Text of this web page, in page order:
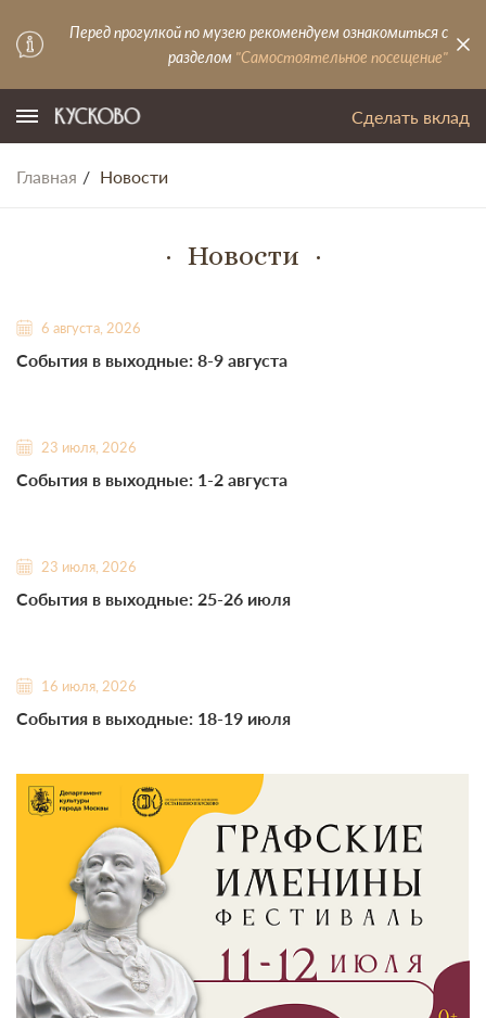
Перед прогулкой по музею рекомендуем ознакомиться с
разделом "Самостоятельное посещение"
Сделать вклад
Главная Новости
Новости
6 августа, 2026
События в выходные: 8-9 августа
23 июля, 2026
События в выходные: 1-2 августа
23 июля, 2026
События в выходные: 25-26 июля
16 июля, 2026
События в выходные: 18-19 июля